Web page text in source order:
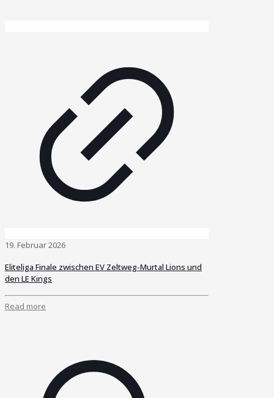
19. Februar 2026
Eliteliga Finale zwischen EV Zeltweg-Murtal Lions und
den LE Kings
Read more